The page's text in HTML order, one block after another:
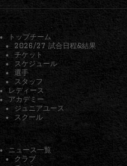
トップチーム
2026/27 試合日程&結果
チケット
スケジュール
選手
スタッフ
レディース
アカデミー
ジュニアユース
スクール
ニュース一覧
クラブ